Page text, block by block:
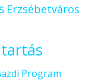
Erzsébetváros
Program